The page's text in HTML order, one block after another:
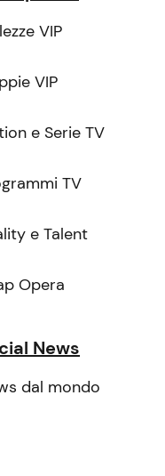
VIP
VIP
e Serie TV
TV
e Talent
Opera
News
dal mondo